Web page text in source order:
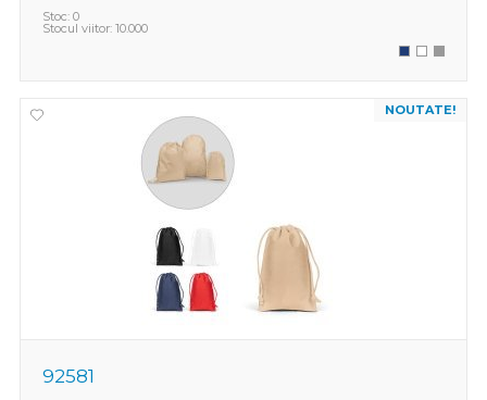
Stoc: 0
Stocul viitor: 10.000
NOUTATE!
92581